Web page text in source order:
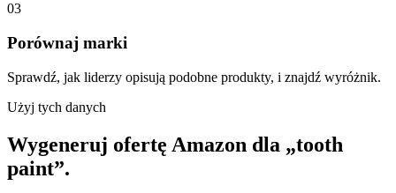
03
Porównaj marki
Sprawdź, jak liderzy opisują podobne produkty, i znajdź wyróżnik.
Użyj tych danych
Wygeneruj ofertę Amazon dla „tooth
paint”.